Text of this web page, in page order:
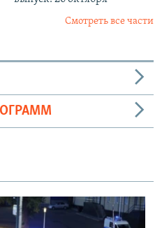
Смотреть все части